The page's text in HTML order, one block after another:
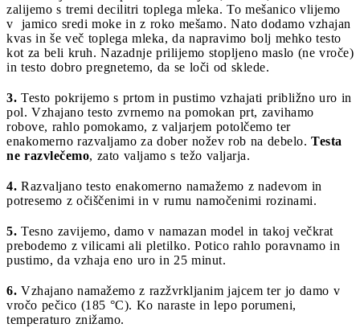
zalijemo s tremi decilitri toplega mleka. To mešanico vlijemo
v jamico sredi moke in z roko mešamo. Nato dodamo vzhajan
kvas in še več toplega mleka, da napravimo bolj mehko testo
kot za beli kruh. Nazadnje prilijemo stopljeno maslo (ne vroče)
in testo dobro pregnetemo, da se loči od sklede.
3. Testo pokrijemo s prtom in pustimo vzhajati približno uro in
pol. Vzhajano testo zvrnemo na pomokan prt, zavihamo
robove, rahlo pomokamo, z valjarjem potolčemo ter
enakomerno razvaljamo za dober nožev rob na debelo. Testa
ne razvlečemo, zato valjamo s težo valjarja.
4. Razvaljano testo enakomerno namažemo z nadevom in
potresemo z očiščenimi in v rumu namočenimi rozinami.
5. Tesno zavijemo, damo v namazan model in takoj večkrat
prebodemo z vilicami ali pletilko. Potico rahlo poravnamo in
pustimo, da vzhaja eno uro in 25 minut.
6. Vzhajano namažemo z razžvrkljanim jajcem ter jo damo v
vročo pečico (185 °C). Ko naraste in lepo porumeni,
temperaturo znižamo.